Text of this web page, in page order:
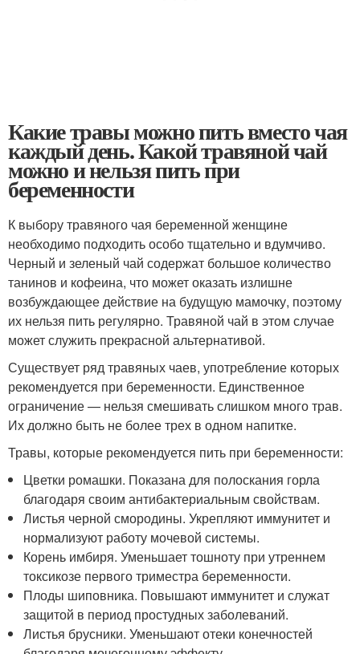
Какие травы можно пить вместо чая
каждый день. Какой травяной чай
можно и нельзя пить при
беременности
К выбору травяного чая беременной женщине
необходимо подходить особо тщательно и вдумчиво.
Черный и зеленый чай содержат большое количество
танинов и кофеина, что может оказать излишне
возбуждающее действие на будущую мамочку, поэтому
их нельзя пить регулярно. Травяной чай в этом случае
может служить прекрасной альтернативой.
Существует ряд травяных чаев, употребление которых
рекомендуется при беременности. Единственное
ограничение — нельзя смешивать слишком много трав.
Их должно быть не более трех в одном напитке.
Травы, которые рекомендуется пить при беременности:
Цветки ромашки. Показана для полоскания горла
благодаря своим антибактериальным свойствам.
Листья черной смородины. Укрепляют иммунитет и
нормализуют работу мочевой системы.
Корень имбиря. Уменьшает тошноту при утреннем
токсикозе первого триместра беременности.
Плоды шиповника. Повышают иммунитет и служат
защитой в период простудных заболеваний.
Листья брусники. Уменьшают отеки конечностей